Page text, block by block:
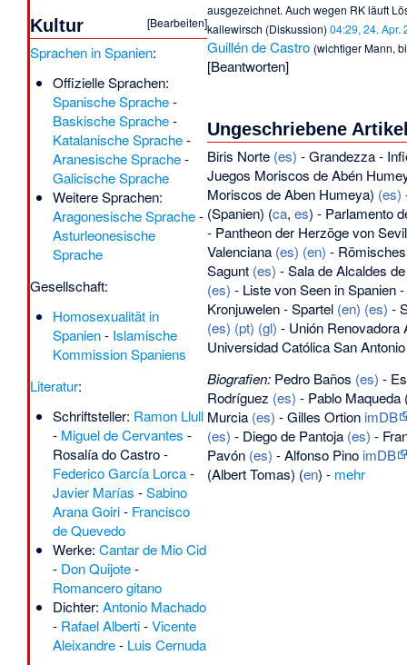
Kultur [Bearbeiten]
Sprachen in Spanien:
Offizielle Sprachen:
Spanische Sprache-
Baskische Sprache-
Katalanische Sprache-
Aranesische Sprache-
Galicische Sprache
Weitere Sprachen:
Aragonesische Sprache-
Asturleonesische
Sprache
Gesellschaft:
Homosexualität in
Spanien- Islamische
Kommission Spaniens
Literatur:
Schriftsteller: Ramon Llull
- Miguel de Cervantes -
Rosalía do Castro-
Federico García Lorca-
Javier Marías -Sabino
Arana Goiri- Francisco
de Quevedo
Werke: Cantar de Mio Cid
- Don Quijote-
Romancero gitano
Dichter: Antonio Machado
- Rafael Alberti-Vicente
Aleixandre- Luis Cernuda
ausgezeichnet. Auch wegen RK läuft
kallewirsch (Diskussion)04:29, 24. Apr.
Guillén de Castro (wichtiger Mann,
[Beantworten]
Ungeschriebene
Biris Norte (es) -Grandezza-
Juegos Moriscos de Abén
Moriscos de Aben Humeya) (es)
(Spanien) (ca,es) - Parlamento
- Pantheon der Herzöge von
Valenciana (es) (en) -
Sagunt (es) -Sala de Alcaldes
(es) - Liste von Seen in Spanien
Kronjuwelen-Spartel (en) (es) -
(es) (pt) (gl) - Unión Renovadora
Universidad Católica San
Biografien: Pedro Baños (es) -
Rodríguez (es) - Pablo Maqueda
Murcia (es) -Gilles Ortion imDB
(es) - Diego de Pantoja (es) -
Pavón (es) -Alfonso Pino imDB
(Albert Tomas) (en) - mehr